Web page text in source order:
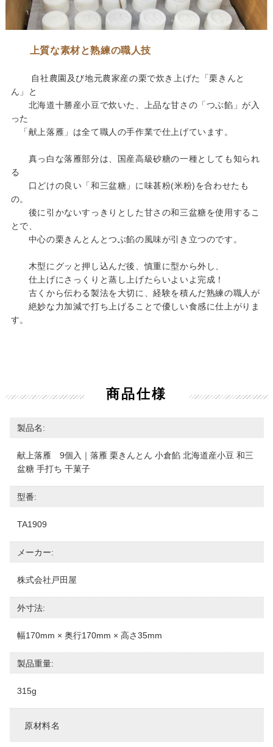
上質な素材と熟練の職人技
自社農園及び地元農家産の栗で炊き上げた「栗きんと
ん」と
北海道十勝産小豆で炊いた、上品な甘さの「つぶ餡」が入
った
「献上落雁」は全て職人の手作業で仕上げています。
真っ白な落雁部分は、国産高級砂糖の一種としても知られ
る
口どけの良い「和三盆糖」に味甚粉(米粉)を合わせたも
の。
後に引かないすっきりとした甘さの和三盆糖を使用するこ
とで、
中心の栗きんとんとつぶ餡の風味が引き立つのです。
木型にグッと押し込んだ後、慎重に型から外し、
仕上げにさっくりと蒸し上げたらいよいよ完成！
古くから伝わる製法を大切に、経験を積んだ熟練の職人が
絶妙な力加減で打ち上げることで優しい食感に仕上がりま
す。
商品仕様
製品名:
献上落雁 9個入｜落雁 栗きんとん 小倉餡 北海道産小豆 和三
盆糖 手打ち 干菓子
型番:
TA1909
メーカー:
株式会社戸田屋
外寸法:
幅170mm × 奥行170mm × 高さ35mm
製品重量:
315g
原材料名